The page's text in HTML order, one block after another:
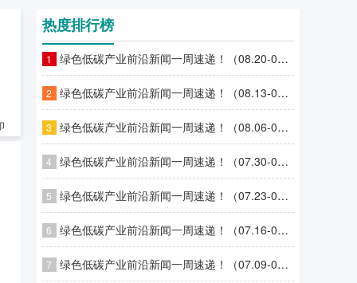
热度排行榜
1 绿色低碳产业前沿新闻一周速递！（08.20-08.26）
2 绿色低碳产业前沿新闻一周速递！（08.13-08.19）
3 绿色低碳产业前沿新闻一周速递！（08.06-08.12）
4 绿色低碳产业前沿新闻一周速递！（07.30-08.05）
5 绿色低碳产业前沿新闻一周速递！（07.23-07.29）
6 绿色低碳产业前沿新闻一周速递！（07.16-07.22）
7 绿色低碳产业前沿新闻一周速递！（07.09-07.15）